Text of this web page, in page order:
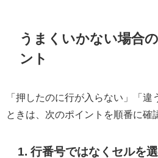
うまくいかない場合
ント
「押したのに行が入らない」「違
ときは、次のポイントを順番に確
1. 行番号ではなくセルを